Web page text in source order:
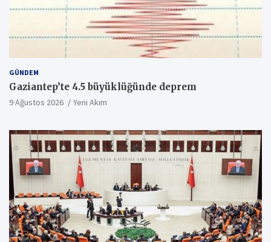
GÜNDEM
Gaziantep’te 4.5 büyüklüğünde deprem
9 Ağustos 2026 Yeni Akım